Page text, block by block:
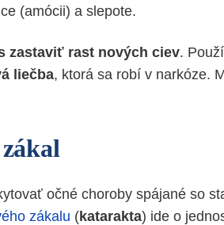
(amócii) a slepote.
zastaviť rast nových ciev.
liečba, ktorá sa robí v narkóze.
očné choroby spájané so
zákalu (katarakta) ide o